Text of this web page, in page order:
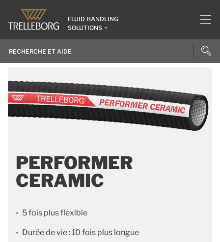
FLUID HANDLING
SOLUTIONS
PERFORMER
CERAMIC
5 fois plus flexible
Durée de vie : 10 fois plus longue